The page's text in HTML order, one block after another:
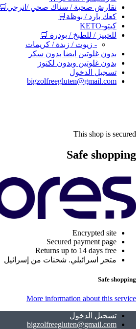
نقارش صحية / سناك صحي /انرجي🛒
كعك بارد / بوظة🛒
كيتو-KETO
للخبيز / للطبخ / بودرة 🛒
- زيوت / زبدة / كريمات
بدون غلوتين ايضا بدون سكر
بدون غلوتين وبدون لكتوز
تسجيل الدخول
bigzolfreegluten@gmail.com
This shop is secured
Safe shopping
Encrypted site
Secured payment page
Returns up to 14 days free
متجر اسرائيلي. شحنات من إسرائيل
Safe shopping
More information about this service
تسجيل الدخول
bigzolfreegluten@gmail.com